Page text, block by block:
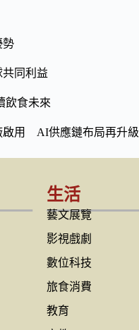
勢
同利益
飲食未來
啟用 AI供應鏈布局再升級
生活
藝文展覽
影視戲劇
數位科技
旅食消費
教育